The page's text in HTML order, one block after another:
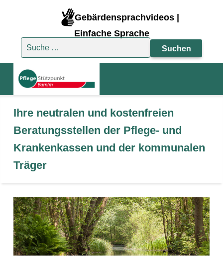
Gebärdensprachvideos |
Einfache Sprache
Suche nach:
Ihre neutralen und kostenfreien
Beratungsstellen der Pflege- und
Krankenkassen und der kommunalen
Träger